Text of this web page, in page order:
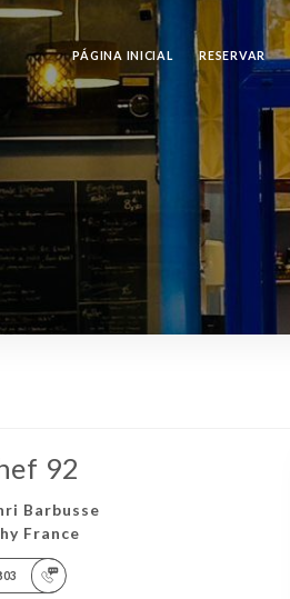
PÁGINA INICIAL RESERVAR
92
Barbusse
France